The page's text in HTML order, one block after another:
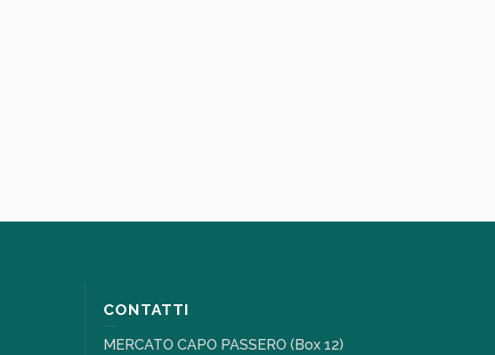
CONTATTI
MERCATO CAPO PASSERO (Box 12)